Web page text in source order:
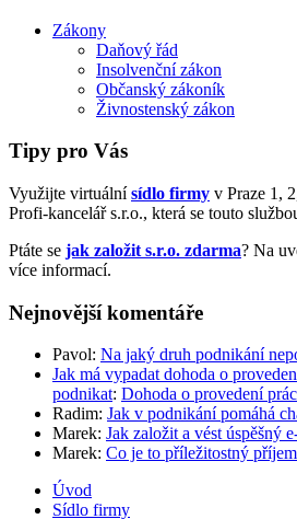
Zákony
Daňový řád
Insolvenční zákon
Občanský zákoník
Živnostenský zákon
Tipy pro Vás
Využijte virtuálnísídlo firmy v Praze 1,
Profi-kancelář s.r.o., která se touto
Ptáte se jak založit s.r.o. zdarma? Na
více informací.
Nejnovější komentáře
Pavol: Na jaký druh podnikání
Jak má vypadat dohoda o
podnikat: Dohoda o provedení
Radim: Jak v podnikání pomáhá
Marek: Jak založit a vést úspěšný
Marek: Co je to příležitostný
Úvod
Sídlo firmy